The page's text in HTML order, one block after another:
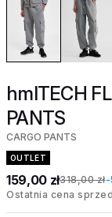
hmlTECH
PANTS
CARGO PANTS
OUTLET
159,00 zł318,00 zł-
Ostatnia cena